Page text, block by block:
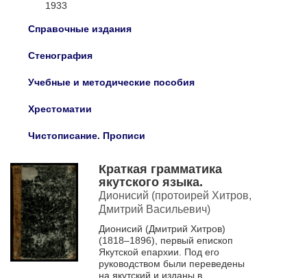
1933
Справочные издания
Стенография
Учебные и методические пособия
Хрестоматии
Чистописание. Прописи
Краткая грамматика
якутского языка.
Дионисий (протоирей Хитров,
Дмитрий Васильевич)
Дионисий (Дмитрий Хитров)
(1818–1896), первый епископ
Якутской епархии. Под его
руководством были переведены
на якутский и изданы в